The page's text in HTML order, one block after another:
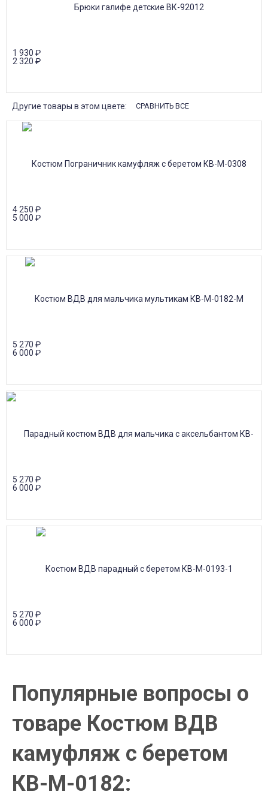
1 930 ₽
2 320 ₽
Другие товары в этом цвете: СРАВНИТЬ ВСЕ
4 250 ₽
5 000 ₽
5 270 ₽
6 000 ₽
5 270 ₽
6 000 ₽
5 270 ₽
6 000 ₽
Популярные вопросы о
товаре Костюм ВДВ
камуфляж с беретом
КВ-М-0182: